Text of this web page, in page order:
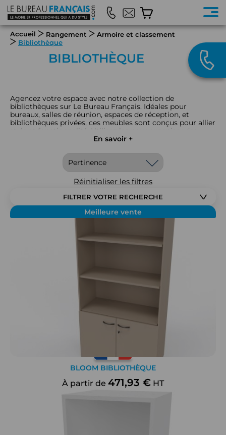
Accueil Rangement
Armoire et classement
Bibliothèque
BIBLIOTHÈQUE
Agencez votre espace avec notre collection de
bibliothèques sur Le Bureau Français. Idéales pour
bureaux, salles de réunion, espaces de réception, et
bibliothèques privées, ces meubles sont conçus pour allier
style et fonctionnalité. Utilisez-les pour organiser des
livres, des documents, des dossiers, ou des objets
bibliothèques offrent également des solutions de
rangement pour des fournitures de bureau, des
équipements multimédia, ou des collections personnelles.
Disponibles en diverses configurations et finitions, elles
apportent une touche de sophistication tout en
optimisant votre espace de rangement. Découvrez notre
sélection pour trouver la bibliothèque qui correspond à
vos besoins et à votre décor.
En savoir +
Réinitialiser les filtres
FILTRER VOTRE RECHERCHE
Meilleure vente
BLOOM BIBLIOTHÈQUE
À partir de 471,93 € HT